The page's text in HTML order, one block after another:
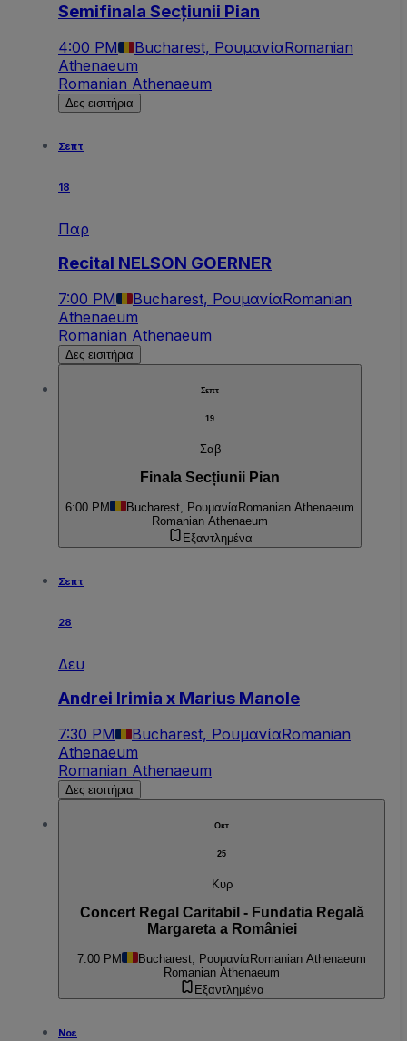
Semifinala Secțiunii Pian
4:00 PM Bucharest, ΡουμανίαRomanian
Athenaeum
Romanian Athenaeum
Δες εισιτήρια
Σεπτ
18
Παρ
Recital NELSON GOERNER
7:00 PM Bucharest, ΡουμανίαRomanian
Athenaeum
Romanian Athenaeum
Δες εισιτήρια
Σεπτ
19
Σαβ
Finala Secțiunii Pian
6:00 PM Bucharest, Ρουμανία Romanian Athenaeum
Romanian Athenaeum
Εξαντλημένα
Σεπτ
28
Δευ
Andrei Irimia x Marius Manole
7:30 PM Bucharest, ΡουμανίαRomanian
Athenaeum
Romanian Athenaeum
Δες εισιτήρια
Οκτ
25
Κυρ
Concert Regal Caritabil - Fundatia Regală
Margareta a României
7:00 PM Bucharest, ΡουμανίαRomanian Athenaeum
Romanian Athenaeum
Εξαντλημένα
Νοε